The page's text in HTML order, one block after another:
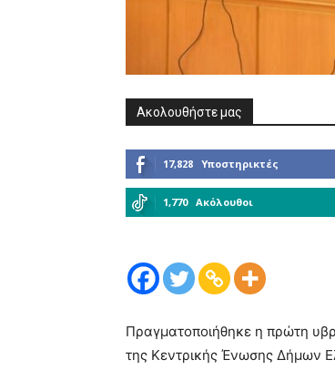
Ακολουθήστε μας
17,828 Υποστηρικτές
1,770 Ακόλουθοι
Πραγματοποιήθηκε η πρώτη
της Κεντρικής Ένωσης Δήμων